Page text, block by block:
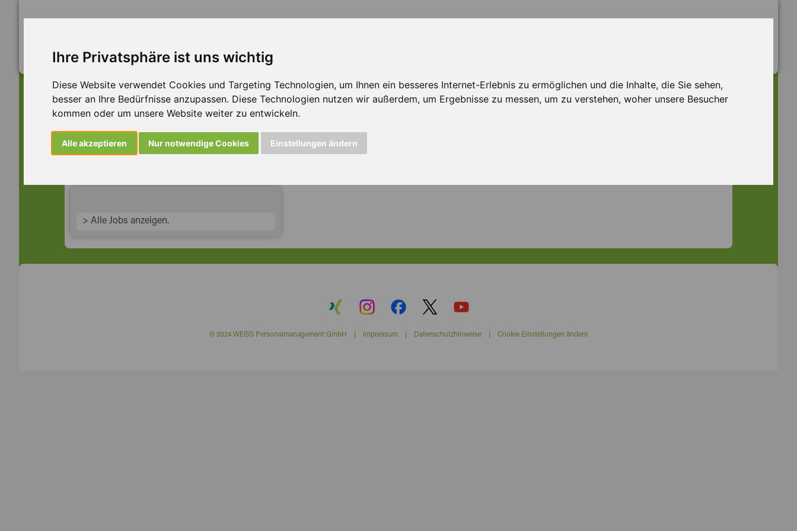
Ihre Privatsphäre ist uns wichtig
Diese Website verwendet Cookies und Targeting Technologien, um Ihnen ein besseres Internet-Erlebnis zu ermöglichen und die Inhalte, die Sie sehen,
besser an Ihre Bedürfnisse anzupassen. Diese Technologien nutzen wir außerdem, um Ergebnisse zu messen, um zu verstehen, woher unsere Besucher
kommen oder um unsere Website weiter zu entwickeln.
Alle akzeptieren Nur notwendige Cookies Einstellungen ändern
Dieser Job ist leider nicht mehr verfügbar ...
... aber vielleicht ist hier etwas dabei:
> Alle Jobs anzeigen.
© 2024 WEISS Personalmanagement GmbH | Impressum| Datenschutzhinweise| Cookie Einstellungen ändern